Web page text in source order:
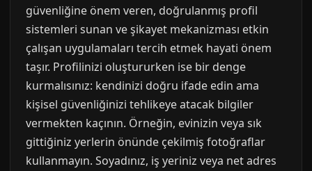
güvenliğine önem veren, doğrulanmış profil
sistemleri sunan ve şikayet mekanizması etkin
çalışan uygulamaları tercih etmek hayati önem
taşır. Profilinizi oluştururken ise bir denge
kurmalısınız: kendinizi doğru ifade edin ama
kişisel güvenliğinizi tehlikeye atacak bilgiler
vermekten kaçının. Örneğin, evinizin veya sık
gittiğiniz yerlerin önünde çekilmiş fotoğraflar
kullanmayın. Soyadınız, iş yeriniz veya net adres